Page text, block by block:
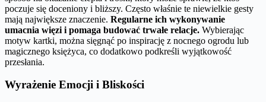
poczuje się doceniony i bliższy. Często właśnie te niewielkie gesty
mają największe znaczenie. Regularne ich wykonywanie
umacnia więzi i pomaga budować trwałe relacje. Wybierając
motyw kartki, można sięgnąć po inspirację z nocnego ogrodu lub
magicznego księżyca, co dodatkowo podkreśli wyjątkowość
przesłania.
Wyrażenie Emocji i Bliskości